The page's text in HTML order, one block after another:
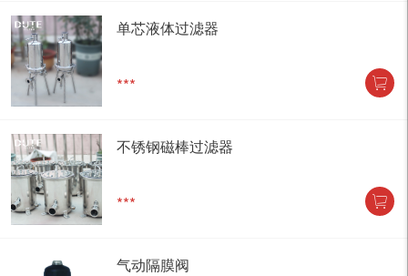
单芯液体过滤器
***
不锈钢磁棒过滤器
***
气动隔膜阀